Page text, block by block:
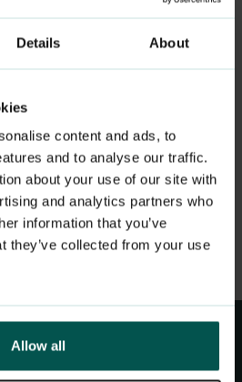
Details About
content and ads, to
and to analyse our traffic.
about your use of our site with
and analytics partners who
information that you’ve
they’ve collected from your use
Allow all
må pasienten
i det
Alle
på
bør kontakte sin
før operasjonen for
seponering.